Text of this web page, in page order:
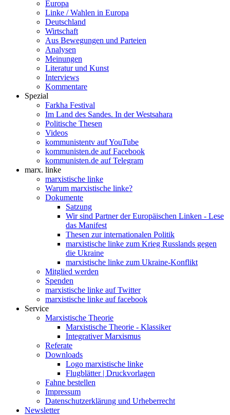
Europa
Linke / Wahlen in Europa
Deutschland
Wirtschaft
Aus Bewegungen und Parteien
Analysen
Meinungen
Literatur und Kunst
Interviews
Kommentare
Spezial
Farkha Festival
Im Land des Sandes. In der Westsahara
Politische Thesen
Videos
kommunistentv auf YouTube
kommunisten.de auf Facebook
kommunisten.de auf Telegram
marx. linke
marxistische linke
Warum marxistische linke?
Dokumente
Satzung
Wir sind Partner der Europäischen Linken - Lese
das Manifest
Thesen zur internationalen Politik
marxistische linke zum Krieg Russlands gegen
die Ukraine
marxistische linke zum Ukraine-Konflikt
Mitglied werden
Spenden
marxistische linke auf Twitter
marxistische linke auf facebook
Service
Marxistische Theorie
Marxistische Theorie - Klassiker
Integrativer Marxismus
Referate
Downloads
Logo marxistische linke
Flugblätter | Druckvorlagen
Fahne bestellen
Impressum
Datenschutzerklärung und Urheberrecht
Newsletter